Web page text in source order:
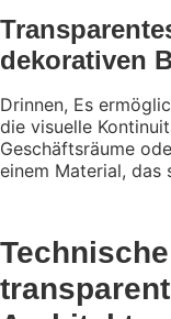
dekorativen
Drinnen, Es
die visuelle
Geschäftsräume
einem Material, das